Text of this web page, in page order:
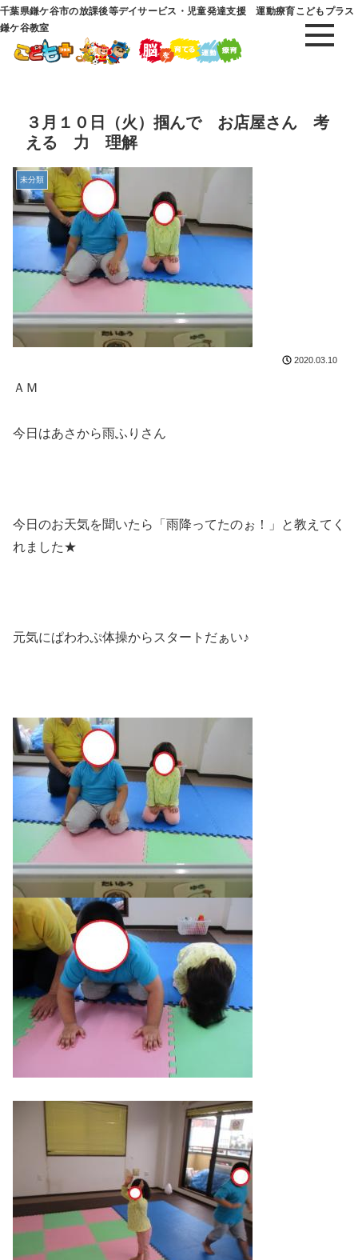
千葉県鎌ケ谷市の放課後等デイサービス・児童発達支援 運動療育こどもプラス
鎌ケ谷教室
３月１０日（火）掴んで お店屋さん 考
える 力 理解
未分類
2020.03.10
ＡＭ
今日はあさから雨ふりさん
今日のお天気を聞いたら「雨降ってたのぉ！」と教えてく
れました★
元気にぱわわぷ体操からスタートだぁい♪